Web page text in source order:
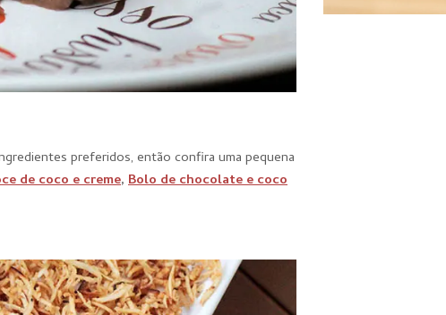
preferidos, então confira uma pequena
de coco e creme, Bolo de chocolate e coco